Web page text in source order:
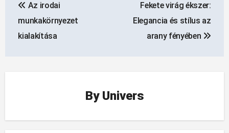
navigáció
Az irodai
munkakörnyezet
kialakítása
Fekete virág ékszer:
Elegancia és stílus az
arany fényében
By Univers